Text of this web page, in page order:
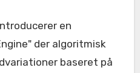
en
der algoritmisk
baseret på